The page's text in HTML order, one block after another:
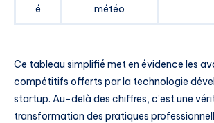
é
météo
Ce tableau simplifié met en évidence les
compétitifs offerts par la technologie
startup. Au-delà des chiffres, c’est une
transformation des pratiques